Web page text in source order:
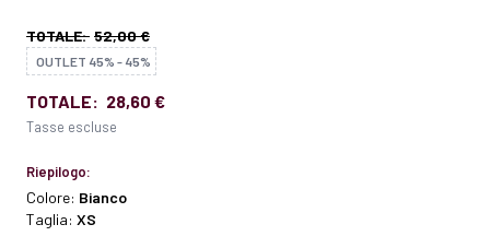
TOTALE: 52,00 €
OUTLET 45% - 45%
TOTALE: 28,60 €
Tasse escluse
Riepilogo:
Colore: Bianco
Taglia: XS